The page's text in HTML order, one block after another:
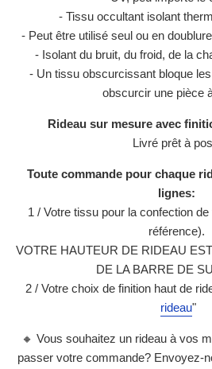
- Tissu occultant isolant
- Peut être utilisé seul ou en
- Isolant du bruit, du froid, de la
- Un tissu obscurcissant bloque
obscurcir une pièce
Rideau sur mesure avec
Livré prêt à
Toute commande pour chaque
lignes:
1 / Votre tissu pour la confection
référence).
VOTRE HAUTEUR DE RIDEAU
DE LA BARRE DE
2 / Votre choix de finition haut de
rideau"
🔸 Vous souhaitez un rideau à vos
passer votre commande? Envoyez-